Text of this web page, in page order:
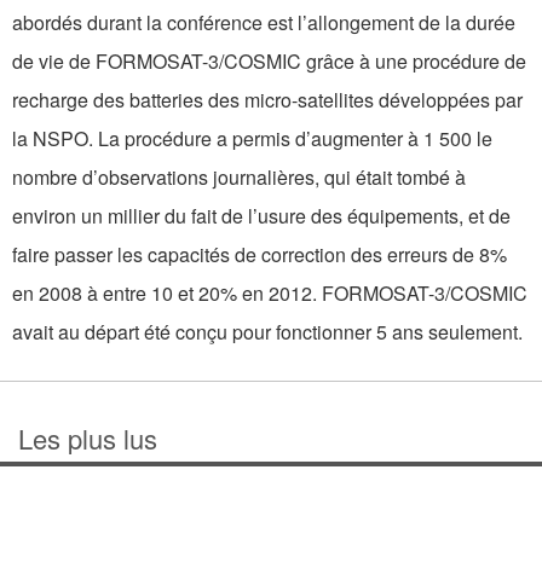
abordés durant la conférence est l’allongement de la durée
de vie de FORMOSAT-3/COSMIC grâce à une procédure de
recharge des batteries des micro-satellites développées par
la NSPO. La procédure a permis d’augmenter à 1 500 le
nombre d’observations journalières, qui était tombé à
environ un millier du fait de l’usure des équipements, et de
faire passer les capacités de correction des erreurs de 8%
en 2008 à entre 10 et 20% en 2012. FORMOSAT-3/COSMIC
avait au départ été conçu pour fonctionner 5 ans seulement.
Les plus lus